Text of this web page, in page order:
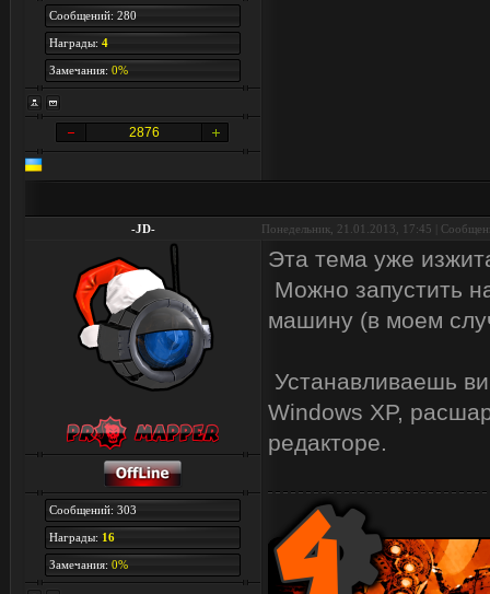
Сообщений: 280
Награды: 4
Замечания: 0%
2876
-JD- Понедельник, 21.01.2013, 17:45 |
Сообщений: 303
Награды: 16
Замечания: 0%
Эта тема уже
Можно запустить
машину (в моем
Устанавливаешь
Windows XP,
редакторе.